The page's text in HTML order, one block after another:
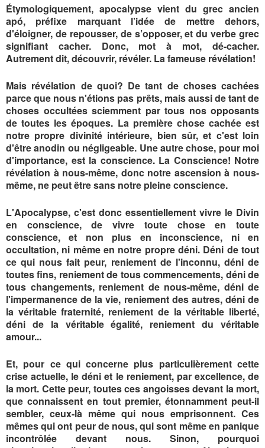
Étymologiquement, apocalypse vient du grec ancien
apó, préfixe marquant l’idée de mettre dehors,
d'éloigner, de repousser, de s’opposer, et du verbe grec
signifiant cacher. Donc, mot à mot, dé-cacher.
Autrement dit, découvrir, révéler. La fameuse révélation!
Mais révélation de quoi? De tant de choses cachées
parce que nous n'étions pas prêts, mais aussi de tant de
choses occultées sciemment par tous nos opposants
de toutes les époques. La première chose cachée est
notre propre divinité intérieure, bien sûr, et c'est loin
d'être anodin ou négligeable. Une autre chose, pour moi
d'importance, est la conscience. La Conscience! Notre
révélation à nous-même, donc notre ascension à nous-
même, ne peut être sans notre pleine conscience.
L'Apocalypse, c'est donc essentiellement vivre le Divin
en conscience, de vivre toute chose en toute
conscience, et non plus en inconscience, ni en
occultation, ni même en notre propre déni. Déni de tout
ce qui nous fait peur, reniement de l'inconnu, déni de
toutes fins, reniement de tous commencements, déni de
tous changements, reniement de nous-même, déni de
l'impermanence de la vie, reniement des autres, déni de
la véritable fraternité, reniement de la véritable liberté,
déni de la véritable égalité, reniement du véritable
amour...
Et, pour ce qui concerne plus particulièrement cette
crise actuelle, ledéni et le reniement, par excellence, de
la mort. Cette peur, toutes ces angoisses devant la mort,
que connaissent en tout premier, étonnamment peut-il
sembler, ceux-là même qui nous emprisonnent. Ces
mêmes qui ont peur de nous, qui sont même en panique
incontrôlée devant nous. Sinon, pourquoi